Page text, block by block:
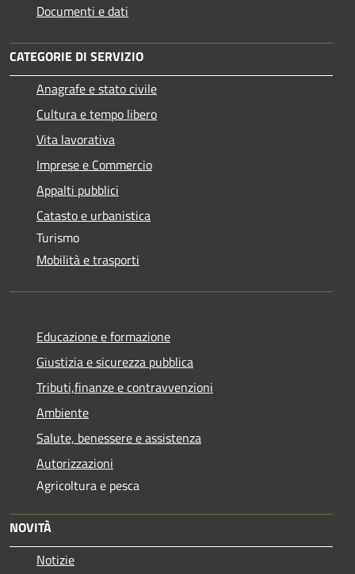
Documenti e dati
CATEGORIE DI SERVIZIO
Anagrafe e stato civile
Cultura e tempo libero
Vita lavorativa
Imprese e Commercio
Appalti pubblici
Catasto e urbanistica
Turismo
Mobilità e trasporti
Educazione e formazione
Giustizia e sicurezza pubblica
Tributi,finanze e contravvenzioni
Ambiente
Salute, benessere e assistenza
Autorizzazioni
Agricoltura e pesca
NOVITÀ
Notizie